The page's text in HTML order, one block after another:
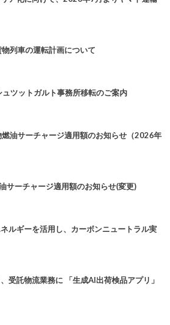
列車の運転計画について
ツットガルト事務所移転のご案内
油サーチャージ適用額のお知らせ（2026年
ーチャージ適用額のお知らせ(変更)
ルギーを活用し、カーボンニュートラル実
受託物流業務に 「生成AI出荷検品アプリ」